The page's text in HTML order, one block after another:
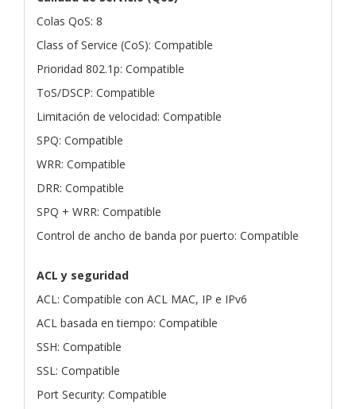
Colas QoS: 8
Class of Service (CoS): Compatible
Prioridad 802.1p: Compatible
ToS/DSCP: Compatible
Limitación de velocidad: Compatible
SPQ: Compatible
WRR: Compatible
DRR: Compatible
SPQ + WRR: Compatible
Control de ancho de banda por puerto: Compatible
ACL y seguridad
ACL: Compatible con ACL MAC, IP e IPv6
ACL basada en tiempo: Compatible
SSH: Compatible
SSL: Compatible
Port Security: Compatible